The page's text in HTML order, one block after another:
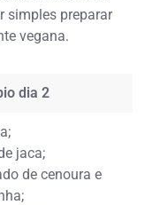
simples preparar
vegana.
dia 2
jaca;
de cenoura e